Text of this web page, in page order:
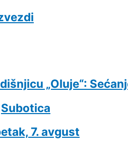
„Oluje“:
Subotica
7. avgust